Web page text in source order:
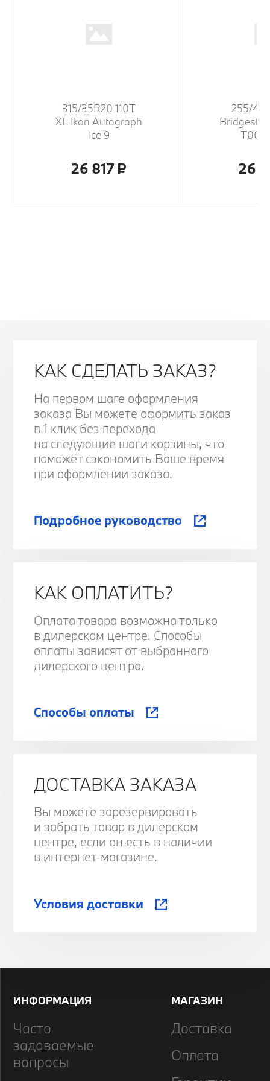
315/35R20 110T
XL Ikon Autograph
Ice 9
26 817 ₽
255/
T005
26
КАК СДЕЛАТЬ ЗАКАЗ?
На первом шаге оформления
заказа Вы можете оформить заказ
в 1 клик без перехода
на следующие шаги корзины, что
поможет сэкономить Ваше время
при оформлении заказа.
Подробное руководство
КАК ОПЛАТИТЬ?
Оплата товара возможна только
в дилерском центре. Способы
оплаты зависят от выбранного
дилерского центра.
Способы оплаты
ДОСТАВКА ЗАКАЗА
Вы можете зарезервировать
и забрать товар в дилерском
центре, если он есть в наличии
в интернет-магазине.
Условия доставки
ИНФОРМАЦИЯ
Часто
задаваемые
вопросы
МАГАЗИН
Доставка
Оплата